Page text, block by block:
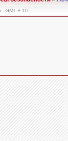
GMT + 10